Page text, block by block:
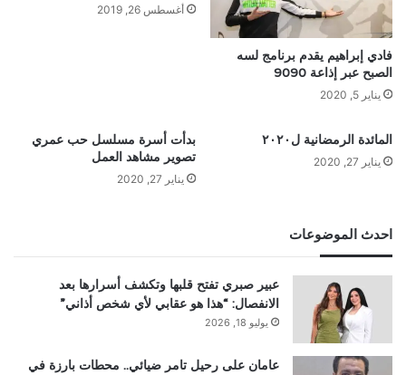
فادي إبراهيم يقدم برنامج لسه
الصبح عبر إذاعة 9090
يناير 5, 2020
أغسطس 26, 2019
المائدة الرمضانية ل٢٠٢٠
يناير 27, 2020
بدأت أسرة مسلسل حب عمري
تصوير مشاهد العمل
يناير 27, 2020
احدث الموضوعات
عبير صبري تفتح قلبها وتكشف أسرارها بعد
الانفصال: “هذا هو عقابي لأي شخص أذاني”
يوليو 18, 2026
عامان على رحيل تامر ضيائي.. محطات بارزة في